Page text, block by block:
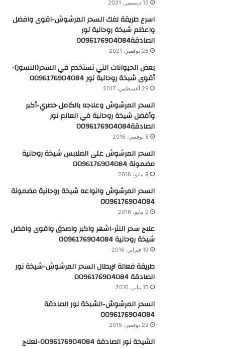
13 ديسمبر، 2021
اسرع طريقة لفك السحر المرشوش-اقوى وافضل
واعظم شيخة روحانية نور
الصادقة0096176904084
25 نوفمبر، 2021
بعض الحيوانات التي تستخدم في السحر(النسور)-
أقوى شيخة روحانية نور 0096176904084
29 أغسطس، 2017
السحر المرشوش وعلاجه بالكامل حصري-أكبر
وأفضل شيخة روحانية في العالم نور
الصادقة0096176904084
8 نوفمبر، 2016
السحر المرشوش على الملابس شيخة روحانية
مضمونة 0096176904084
9 مايو، 2016
السحر المرشوش وانواعه شيخة روحانية مضمونة
0096176904084
9 مايو، 2016
علاج سحر النثر-اشهر واكبر واصدق واقوى وافضل
شيخة روحانية 0096176904084
19 فبراير، 2016
طريقة فعالة لإبطال السحر المرشوش-شيخة نور
الصادقة 0096176904084
15 يناير، 2016
السحر المرشوش-الشيخة نور الصادقة
0096176904084
29 نوفمبر، 2015
الشيخة نور الصادقة 0096176904084-لعلاج